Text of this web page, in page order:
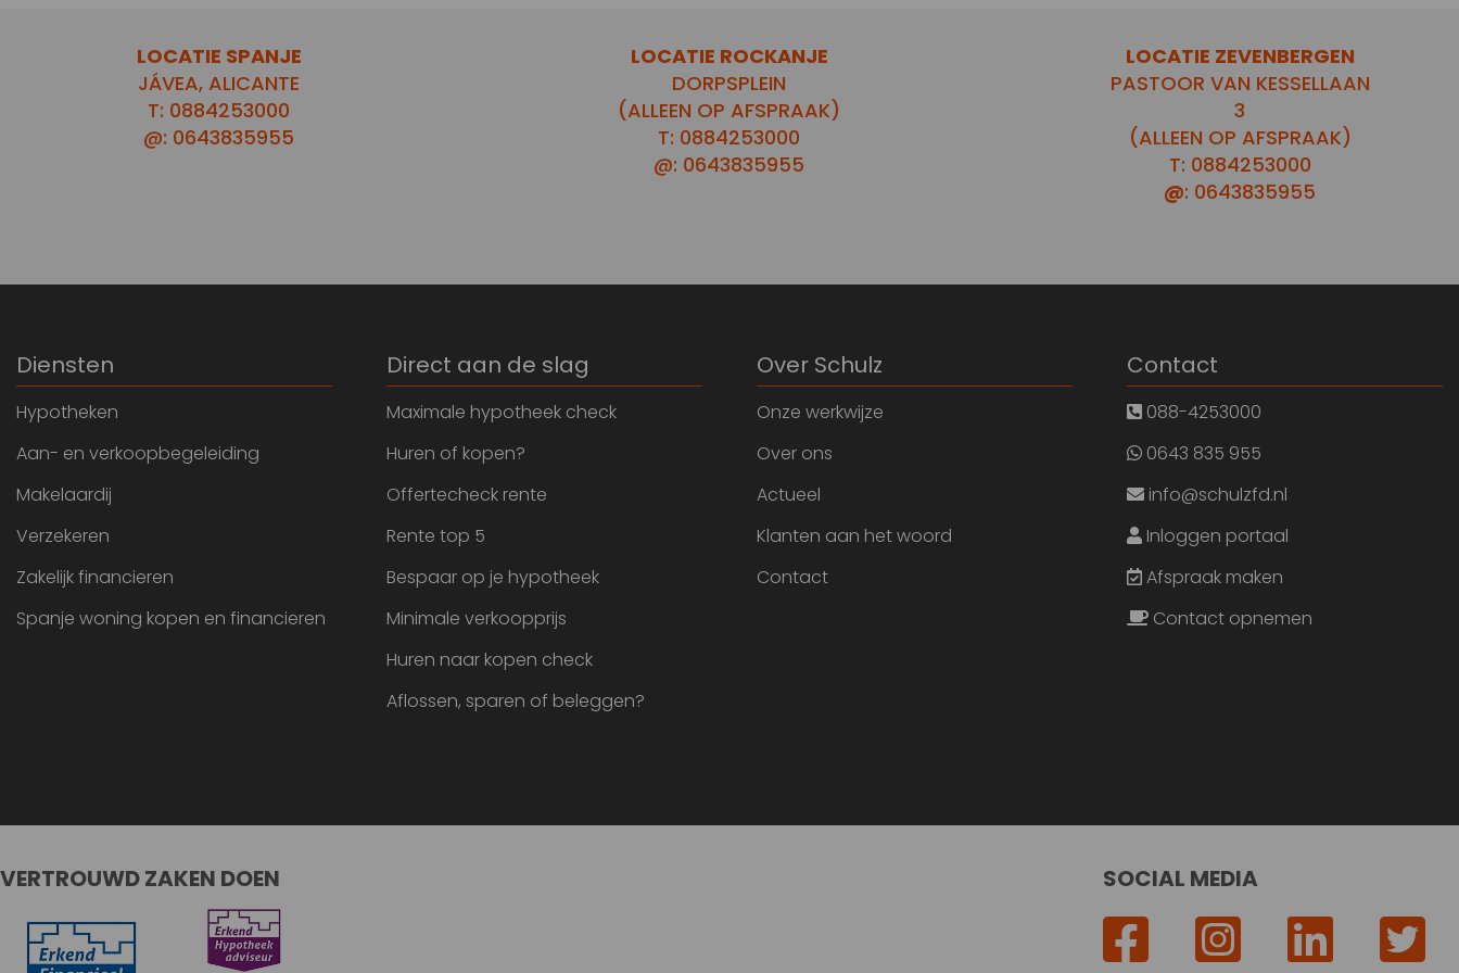
LOCATIE SPANJE
JÁVEA, ALICANTE
T: 0884253000
@: 0643835955
LOCATIE ROCKANJE
DORPSPLEIN
(ALLEEN OP AFSPRAAK)
T: 0884253000
@: 0643835955
LOCATIE ZEVENBERGEN
PASTOOR VAN KESSELLAAN
3
(ALLEEN OP AFSPRAAK)
T: 0884253000
@: 0643835955
Diensten
Hypotheken
Aan- en verkoopbegeleiding
Makelaardij
Verzekeren
Zakelijk financieren
Spanje woning kopen en financieren
Direct aan de slag
Maximale hypotheek check
Huren of kopen?
Offertecheck rente
Rente top 5
Bespaar op je hypotheek
Minimale verkoopprijs
Huren naar kopen check
Aflossen, sparen of beleggen?
Over Schulz
Onze werkwijze
Over ons
Actueel
Klanten aan het woord
Contact
Contact
088-4253000
0643 835 955
info@schulzfd.nl
Inloggen portaal
Afspraak maken
Contact opnemen
VERTROUWD ZAKEN DOEN SOCIAL MEDIA